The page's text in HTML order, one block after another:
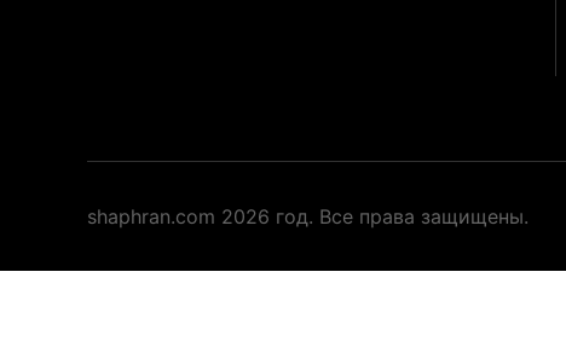
shaphran.com 2026 год. Все права защищены.